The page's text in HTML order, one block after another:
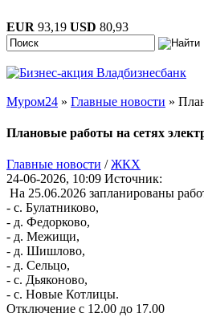
EUR 93,19 USD 80,93
Муром24 » Главные новости »
Плановые работы на сетях
Главные новости /ЖКХ
24-06-2026, 10:09 Источник:
На 25.06.2026 запланированы
- с. Булатниково,
- д. Федорково,
- д. Межищи,
- д. Шишлово,
- д. Сельцо,
- с. Дьяконово,
- с. Новые Котлицы.
Отключение с 12.00 до 17.00